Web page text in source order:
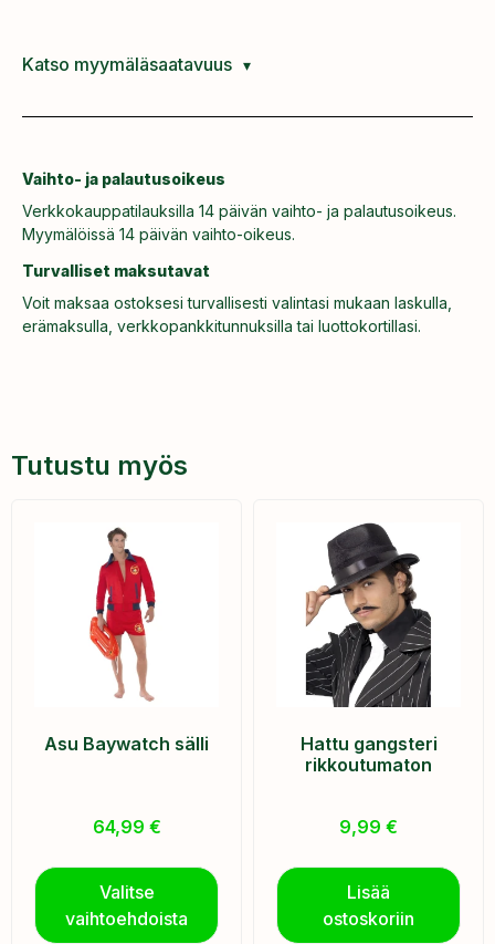
Katso myymäläsaatavuus
Vaihto- ja palautusoikeus
Verkkokauppatilauksilla 14 päivän vaihto- ja palautusoikeus.
Myymälöissä 14 päivän vaihto-oikeus.
Turvalliset maksutavat
Voit maksaa ostoksesi turvallisesti valintasi mukaan laskulla,
erämaksulla, verkkopankkitunnuksilla tai luottokortillasi.
Tutustu myös
Asu Baywatch sälli
64,99 €
Valitse
vaihtoehdoista
Hattu gangsteri
rikkoutumaton
9,99 €
Lisää
ostoskoriin